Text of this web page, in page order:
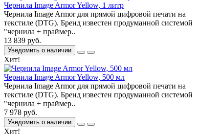
Чернила Image Armor Yellow, 1 литр
Чернила Image Armor для прямой цифровой печати на
текстиле (DTG). Бренд известен продуманной системой
"чернила + праймер..
13 839 руб.
Уведомить о наличии
Хит!
Чернила Image Armor Yellow, 500 мл
Чернила Image Armor для прямой цифровой печати на
текстиле (DTG). Бренд известен продуманной системой
"чернила + праймер..
7 978 руб.
Уведомить о наличии
Хит!